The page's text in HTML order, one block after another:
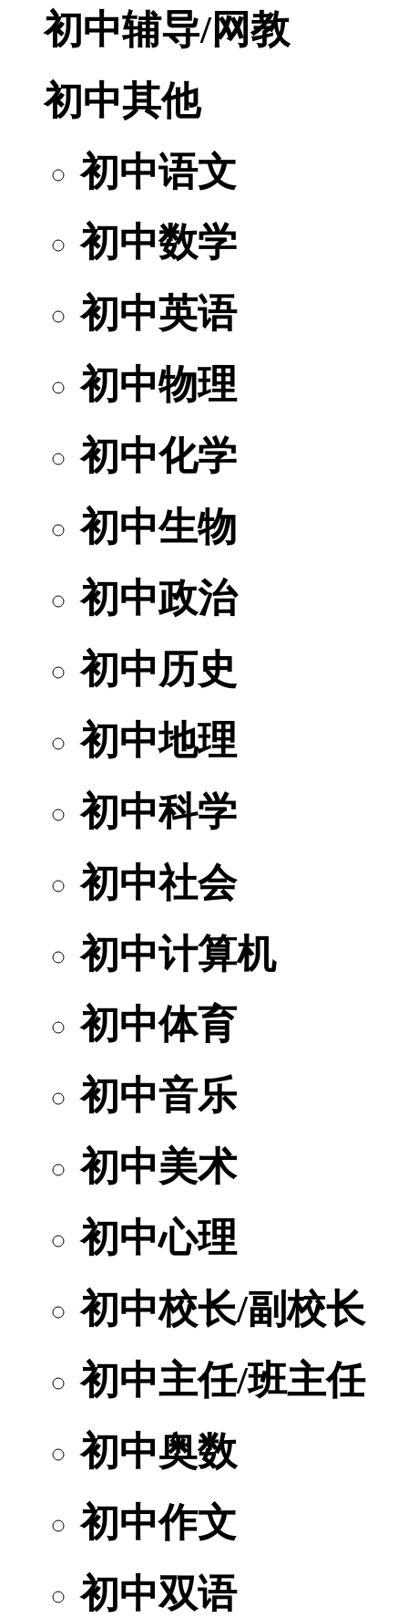
初中辅导/网教
初中其他
初中语文
初中数学
初中英语
初中物理
初中化学
初中生物
初中政治
初中历史
初中地理
初中科学
初中社会
初中计算机
初中体育
初中音乐
初中美术
初中心理
初中校长/副校长
初中主任/班主任
初中奥数
初中作文
初中双语